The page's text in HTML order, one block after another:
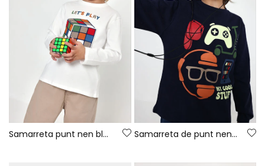
Samarreta punt nen blanca estampat cub Rubik Samarreta de punt nen blau marí estampat gaming